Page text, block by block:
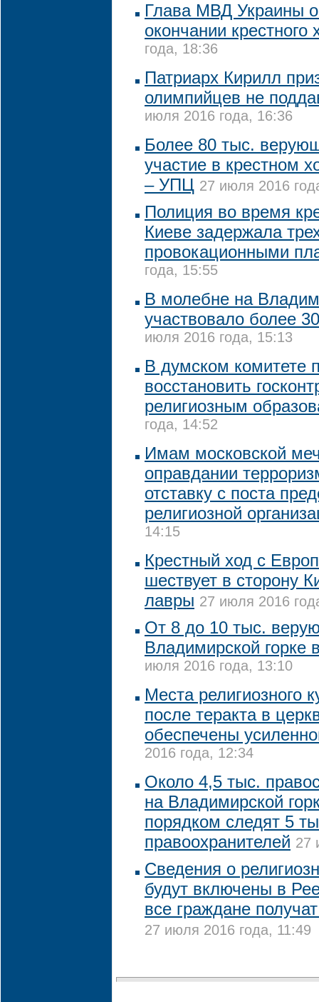
Глава МВД Украины
окончании крестного
года, 18:36
Патриарх Кирилл
олимпийцев не
июля 2016 года, 16:36
Более 80 тыс.
участие в крестном
– УПЦ 27 июля 2016
Полиция во время
Киеве задержала
провокационными
года, 15:55
В молебне на
участвовало более
июля 2016 года, 15:13
В думском комитете
восстановить
религиозным
года, 14:52
Имам московской
оправдании
отставку с поста
религиозной
14:15
Крестный ход с
шествует в сторону
лавры 27 июля 2016
От 8 до 10 тыс.
Владимирской горке
июля 2016 года, 13:10
Места религиозного
после теракта в
обеспечены
2016 года, 12:34
Около 4,5 тыс.
на Владимирской
порядком следят 5
правоохранителей 27
Сведения о
будут включены в
все граждане
27 июля 2016 года, 11:49